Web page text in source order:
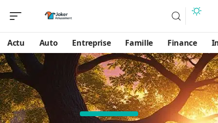
Actu Auto Entreprise Famille Finance